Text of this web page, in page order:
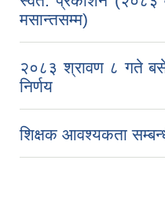
मसान्तसम्म)
२०८३ श्रावण ८ गते
निर्णय
शिक्षक आवश्यकता